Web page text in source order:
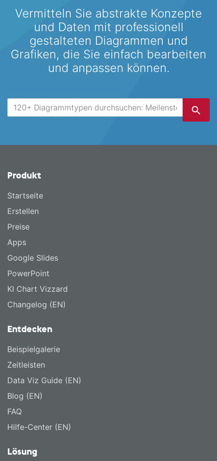
Vermitteln Sie abstrakte Konzepte
und Daten mit professionell
gestalteten Diagrammen und
Grafiken, die Sie einfach bearbeiten
und anpassen können.
Produkt
Startseite
Erstellen
Preise
Apps
Google Slides
PowerPoint
KI Chart Vizzard
Changelog (EN)
Entdecken
Beispielgalerie
Zeitleisten
Data Viz Guide (EN)
Blog (EN)
FAQ
Hilfe-Center (EN)
Lösung